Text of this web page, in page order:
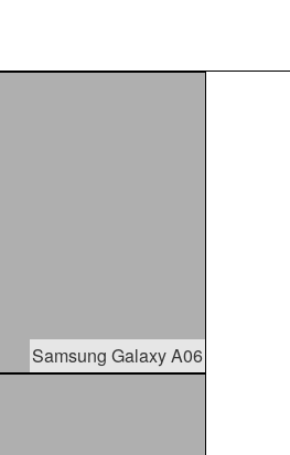
Samsung Galaxy A06